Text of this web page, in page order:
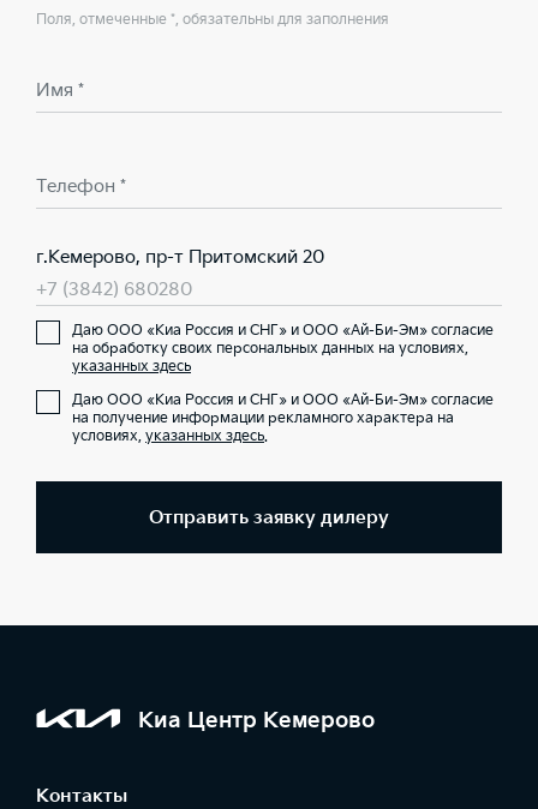
Поля, отмеченные *, обязательны для заполнения
Имя *
Телефон *
г.Кемерово, пр-т Притомский 20
+7 (3842) 680280
Даю ООО «Киа Россия и СНГ» и ООО «Ай-Би-Эм» согласие
на обработку своих персональных данных на условиях,
указанных здесь
Даю ООО «Киа Россия и СНГ» и ООО «Ай-Би-Эм» согласие
на получение информации рекламного характера на
условиях, указанных здесь.
Отправить заявку дилеру
Киа Центр Кемерово
Контакты